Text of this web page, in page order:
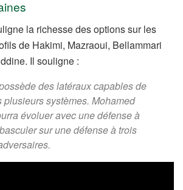
la richesse des options sur les
de Hakimi, Mazraoui, Bellammari
Il souligne :
des latéraux capables de
plusieurs systèmes. Mohamed
évoluer avec une défense à
sur une défense à trois